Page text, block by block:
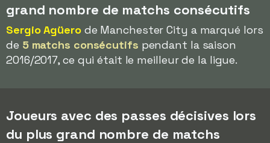
grand nombre de matchs consécutifs
Sergio Agüerode Manchester City a marqué lors
de 5 matchs consécutifs pendant la saison
2016/2017, ce qui était le meilleur de la ligue.
Joueurs avec des passes décisives lors
du plus grand nombre de matchs